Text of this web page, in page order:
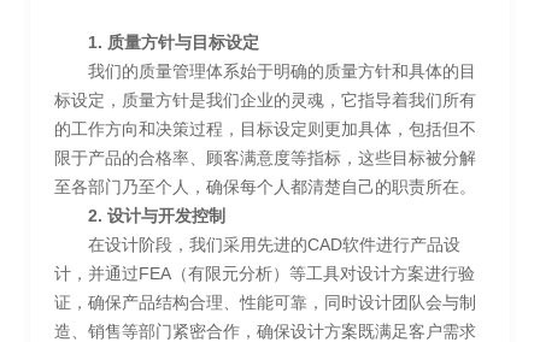
1. 质量方针与目标设定
我们的质量管理体系始于明确的质量方针和具体的目
标设定，质量方针是我们企业的灵魂，它指导着我们所有
的工作方向和决策过程，目标设定则更加具体，包括但不
限于产品的合格率、顾客满意度等指标，这些目标被分解
至各部门乃至个人，确保每个人都清楚自己的职责所在。
2. 设计与开发控制
在设计阶段，我们采用先进的CAD软件进行产品设
计，并通过FEA（有限元分析）等工具对设计方案进行验
证，确保产品结构合理、性能可靠，同时设计团队会与制
造、销售等部门紧密合作，确保设计方案既满足客户需求